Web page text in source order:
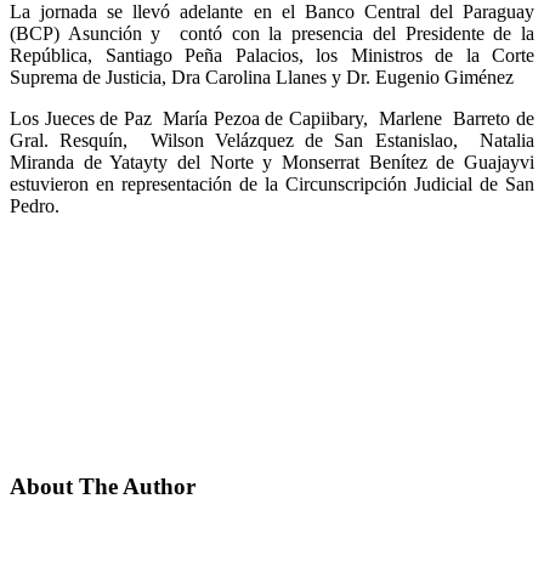
La jornada se llevó adelante en el Banco Central del Paraguay
(BCP) Asunción y contó con la presencia del Presidente de la
República, Santiago Peña Palacios, los Ministros de la Corte
Suprema de Justicia, Dra Carolina Llanes y Dr. Eugenio Giménez
Los Jueces de Paz María Pezoa de Capiibary, Marlene Barreto de
Gral. Resquín, Wilson Velázquez de San Estanislao, Natalia
Miranda de Yatayty del Norte y Monserrat Benítez de Guajayvi
estuvieron en representación de la Circunscripción Judicial de San
Pedro.
About The Author